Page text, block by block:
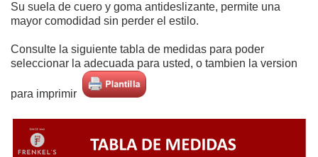
Su suela de cuero y goma antideslizante, permite una
mayor comodidad sin perder el estilo.
Consulte la siguiente tabla de medidas para poder
seleccionar la adecuada para usted, o tambien la version
para imprimir